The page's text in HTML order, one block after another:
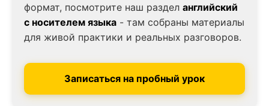
формат, посмотрите наш раздел английский
с носителем языка - там собраны материалы
для живой практики и реальных разговоров.
Записаться на пробный урок